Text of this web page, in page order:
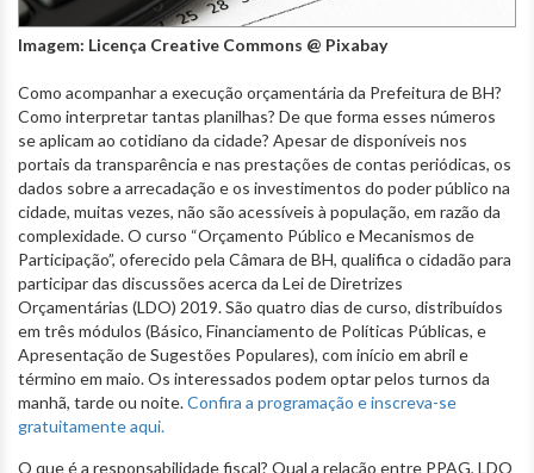
Imagem: Licença Creative Commons @ Pixabay
Como acompanhar a execução orçamentária da Prefeitura de BH?
Como interpretar tantas planilhas? De que forma esses números
se aplicam ao cotidiano da cidade? Apesar de disponíveis nos
portais da transparência e nas prestações de contas periódicas, os
dados sobre a arrecadação e os investimentos do poder público na
cidade, muitas vezes, não são acessíveis à população, em razão da
complexidade. O curso “Orçamento Público e Mecanismos de
Participação”, oferecido pela Câmara de BH, qualifica o cidadão para
participar das discussões acerca da Lei de Diretrizes
Orçamentárias (LDO) 2019. São quatro dias de curso, distribuídos
em três módulos (Básico, Financiamento de Políticas Públicas, e
Apresentação de Sugestões Populares), com início em abril e
término em maio. Os interessados podem optar pelos turnos da
manhã, tarde ou noite.Confira a programação e inscreva-se
gratuitamente aqui.
O que é a responsabilidade fiscal? Qual a relação entre PPAG, LDO